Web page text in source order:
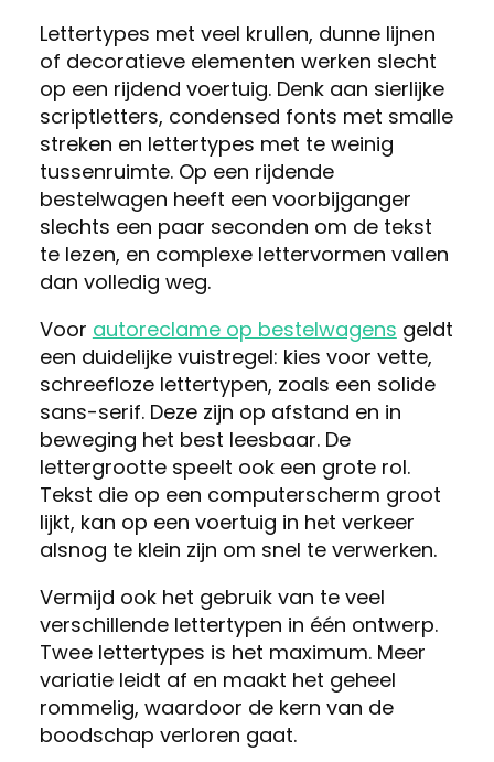
Lettertypes met veel krullen, dunne lijnen
of decoratieve elementen werken slecht
op een rijdend voertuig. Denk aan sierlijke
scriptletters, condensed fonts met smalle
streken en lettertypes met te weinig
tussenruimte. Op een rijdende
bestelwagen heeft een voorbijganger
slechts een paar seconden om de tekst
te lezen, en complexe lettervormen vallen
dan volledig weg.
Voor autoreclame op bestelwagens geldt
een duidelijke vuistregel: kies voor vette,
schreefloze lettertypen, zoals een solide
sans-serif. Deze zijn op afstand en in
beweging het best leesbaar. De
lettergrootte speelt ook een grote rol.
Tekst die op een computerscherm groot
lijkt, kan op een voertuig in het verkeer
alsnog te klein zijn om snel te verwerken.
Vermijd ook het gebruik van te veel
verschillende lettertypen in één ontwerp.
Twee lettertypes is het maximum. Meer
variatie leidt af en maakt het geheel
rommelig, waardoor de kern van de
boodschap verloren gaat.